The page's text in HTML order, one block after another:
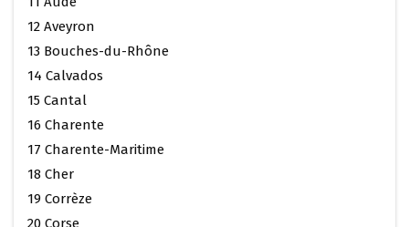
12 Aveyron
13 Bouches-du-Rhône
14 Calvados
15 Cantal
16 Charente
17 Charente-Maritime
18 Cher
19 Corrèze
20 Corse